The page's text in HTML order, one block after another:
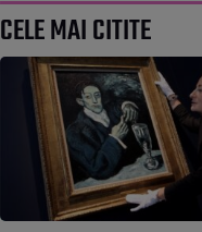
CELE MAI CITITE